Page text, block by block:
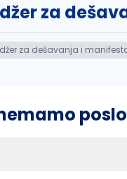
za
za dešavanja i